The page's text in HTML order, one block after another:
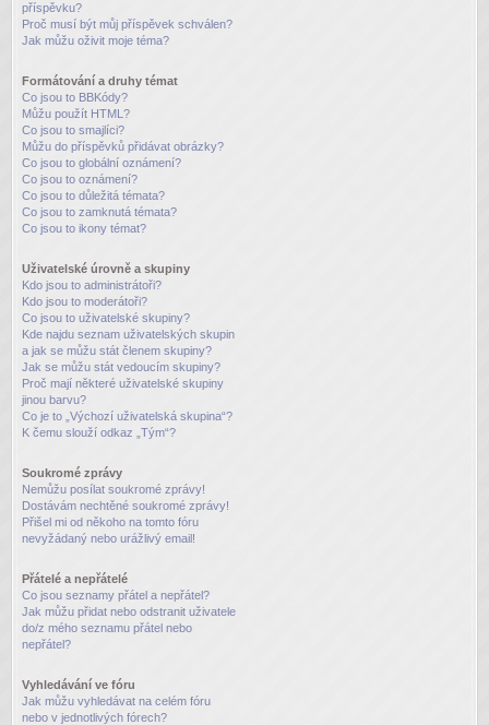
příspěvku?
Proč musí být můj příspěvek schválen?
Jak můžu oživit moje téma?
Formátování a druhy témat
Co jsou to BBKódy?
Můžu použít HTML?
Co jsou to smajlíci?
Můžu do příspěvků přidávat obrázky?
Co jsou to globální oznámení?
Co jsou to oznámení?
Co jsou to důležitá témata?
Co jsou to zamknutá témata?
Co jsou to ikony témat?
Uživatelské úrovně a skupiny
Kdo jsou to administrátoři?
Kdo jsou to moderátoři?
Co jsou to uživatelské skupiny?
Kde najdu seznam uživatelských skupin
a jak se můžu stát členem skupiny?
Jak se můžu stát vedoucím skupiny?
Proč mají některé uživatelské skupiny
jinou barvu?
Co je to „Výchozí uživatelská skupina“?
K čemu slouží odkaz „Tým“?
Soukromé zprávy
Nemůžu posílat soukromé zprávy!
Dostávám nechtěné soukromé zprávy!
Přišel mi od někoho na tomto fóru
nevyžádaný nebo urážlivý email!
Přátelé a nepřátelé
Co jsou seznamy přátel a nepřátel?
Jak můžu přidat nebo odstranit uživatele
do/z mého seznamu přátel nebo
nepřátel?
Vyhledávání ve fóru
Jak můžu vyhledávat na celém fóru
nebo v jednotlivých fórech?